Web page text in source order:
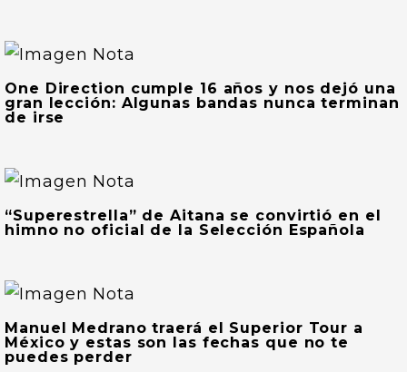
One Direction cumple 16 años y nos dejó una
gran lección: Algunas bandas nunca terminan
de irse
“Superestrella” de Aitana se convirtió en el
himno no oficial de la Selección Española
Manuel Medrano traerá el Superior Tour a
México y estas son las fechas que no te
puedes perder